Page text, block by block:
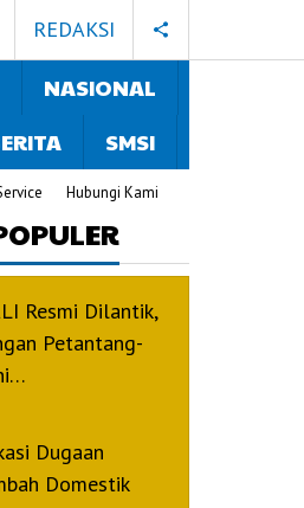
REDAKSI
NASIONAL
SMSI
Hubungi Kami
Resmi Dilantik,
Petantang-
Dugaan
Domestik